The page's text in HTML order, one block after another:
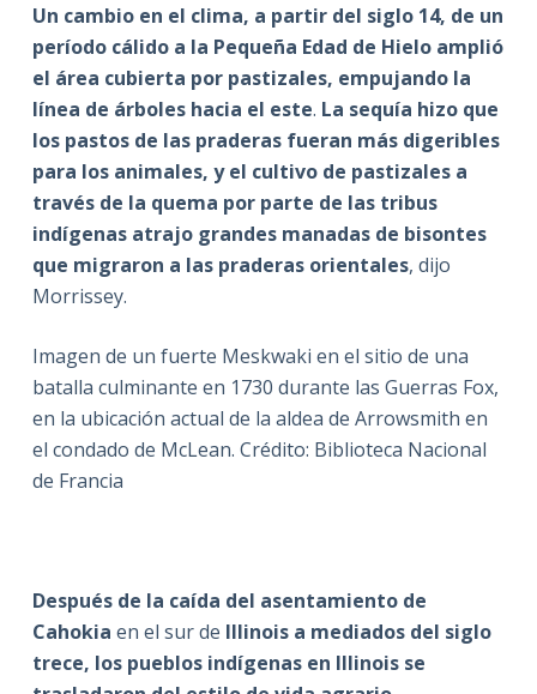
Un cambio en el clima, a partir del siglo 14, de un
período cálido a la Pequeña Edad de Hielo amplió
el área cubierta por pastizales, empujando la
línea de árboles hacia el este. La sequía hizo que
los pastos de las praderas fueran más digeribles
para los animales, y el cultivo de pastizales a
través de la quema por parte de las tribus
indígenas atrajo grandes manadas de bisontes
que migraron a las praderas orientales, dijo
Morrissey.
Imagen de un fuerte Meskwaki en el sitio de una
batalla culminante en 1730 durante las Guerras Fox,
en la ubicación actual de la aldea de Arrowsmith en
el condado de McLean. Crédito: Biblioteca Nacional
de Francia
Después de la caída del asentamiento de
Cahokia en el sur de Illinois a mediados del siglo
trece, los pueblos indígenas en Illinois se